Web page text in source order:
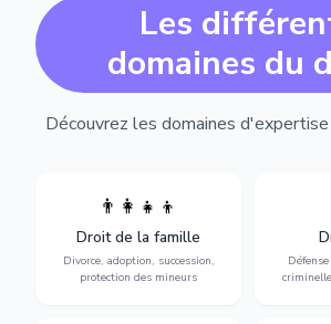
Les
domaines du
Découvrez les domaines
👨‍👩‍👧‍👦
Droit de la famille
Divorce, adoption, succession,
protection des mineurs
Divorce, garde d'enfants,
adoption, succession et
protection des personnes
vulnérables.
vue
toute